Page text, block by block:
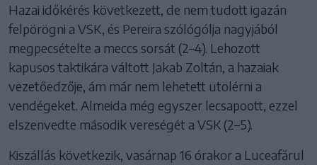
Hazai időkérés következett, de nem tudott igazán
felpörögni a VSK, és Pereira szólógólja nagyjából
megpecsételte a meccs sorsát (2–4). Lehozott
kapusos taktikára váltott Jakab Zoltán, a hazaiak
vezetőedzője, ám már nem lehetett utolérni a
vendégeket. Almeida még egyszer lecsapoott, ezzel
elszenvedte második vereségét a VSK (2–5).
Kiszállás következik, vasárnap 16 órakor a Luceafărul